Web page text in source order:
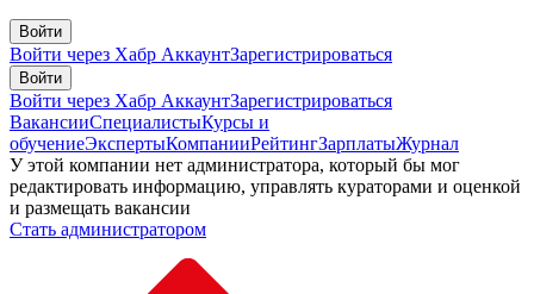
Войти
Войти через Хабр АккаунтЗарегистрироваться
Войти
Войти через Хабр АккаунтЗарегистрироваться
ВакансииСпециалистыКурсы и
обучениеЭкспертыКомпанииРейтингЗарплатыЖурнал
У этой компании нет администратора, который бы мог
редактировать информацию, управлять кураторами и оценкой
и размещать вакансии
Стать администратором